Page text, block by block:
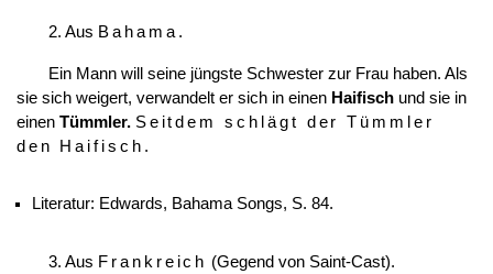
2. Aus Bahama .
Ein Mann will seine jüngste Schwester zur Frau haben. Als
sie sich weigert, verwandelt er sich in einen Haifischund sie in
einen Tümmler. Seitdem schlägt der Tümmler
den Haifisch .
Literatur: Edwards, Bahama Songs, S. 84.
3. Aus Frankreich (Gegend von Saint-Cast).